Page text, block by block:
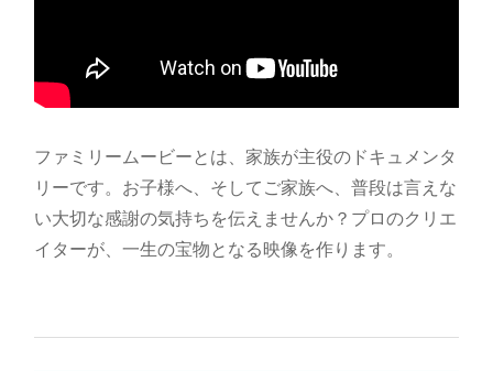
ファミリームービーとは、家族が主役のドキュメンタ
リーです。お子様へ、そしてご家族へ、普段は言えな
い大切な感謝の気持ちを伝えませんか？プロのクリエ
イターが、一生の宝物となる映像を作ります。